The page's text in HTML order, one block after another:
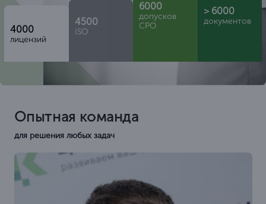
4000
лицензий
4500
ISO
6000
допусков
СРО
> 6000
документов
Опытная команда
для решения любых задач